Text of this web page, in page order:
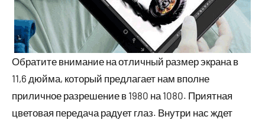
Обратите внимание на отличный размер экрана в
11,6 дюйма, который предлагает нам вполне
приличное разрешение в 1980 на 1080. Приятная
цветовая передача радует глаз. Внутри нас ждет